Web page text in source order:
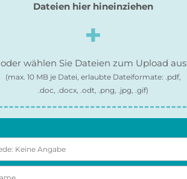
Dateien hier hineinziehen
oder wählen Sie Dateien zum Upload aus
(max.10 MB je Datei, erlaubte Dateiformate:.pdf,
.doc, .docx, .odt, .png, .jpg, .gif)